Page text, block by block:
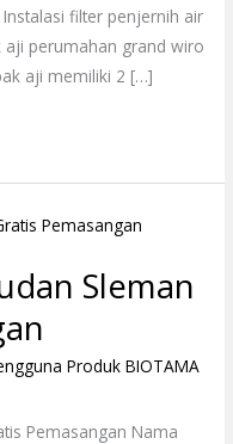
filter penjernih air
perumahan grand wiro
aji memiliki 2 […]
Sleman
Produk BIOTAMA
Pemasangan Nama